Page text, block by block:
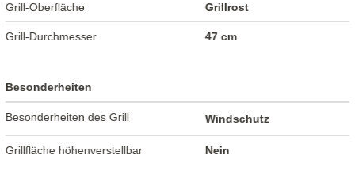
Grill-Oberfläche Grillrost
Grill-Durchmesser 47 cm
Besonderheiten
Besonderheiten des Grill Windschutz
Grillfläche höhenverstellbar Nein